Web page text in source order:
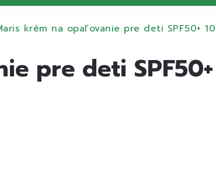
krém na opaľovanie pre deti SPF50+
pre deti SPF50+